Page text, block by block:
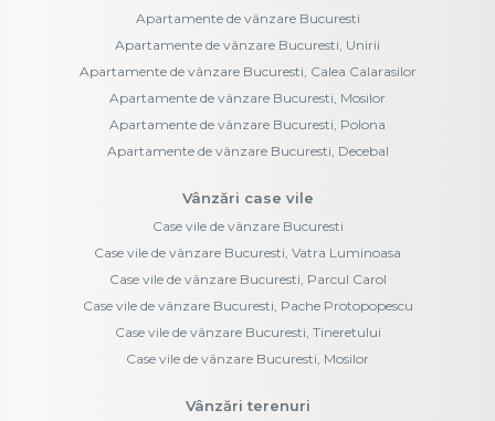
Apartamente de vânzare Bucuresti
Apartamente de vânzare Bucuresti, Unirii
Apartamente de vânzare Bucuresti, Calea Calarasilor
Apartamente de vânzare Bucuresti, Mosilor
Apartamente de vânzare Bucuresti, Polona
Apartamente de vânzare Bucuresti, Decebal
Vânzări case vile
Case vile de vânzare Bucuresti
Case vile de vânzare Bucuresti, Vatra Luminoasa
Case vile de vânzare Bucuresti, Parcul Carol
Case vile de vânzare Bucuresti, Pache Protopopescu
Case vile de vânzare Bucuresti, Tineretului
Case vile de vânzare Bucuresti, Mosilor
Vânzări terenuri